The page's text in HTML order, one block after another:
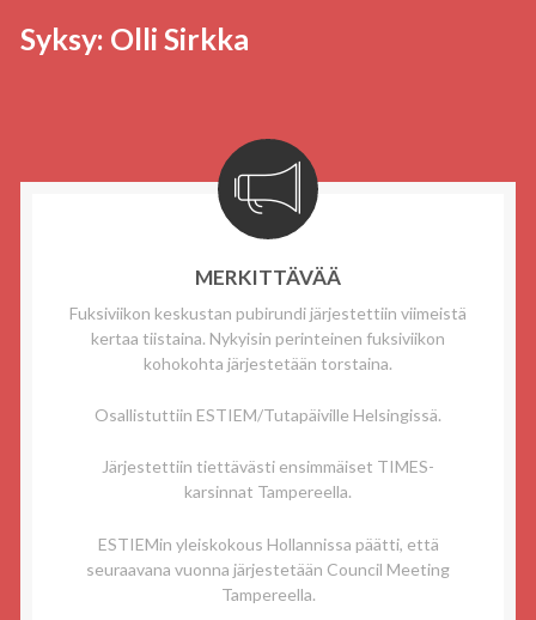
Syksy: Olli Sirkka
MERKITTÄVÄÄ
Fuksiviikon keskustan pubirundi järjestettiin viimeistä
kertaa tiistaina. Nykyisin perinteinen fuksiviikon
kohokohta järjestetään torstaina.
Osallistuttiin ESTIEM/Tutapäiville Helsingissä.
Järjestettiin tiettävästi ensimmäiset TIMES-
karsinnat Tampereella.
ESTIEMin yleiskokous Hollannissa päätti, että
seuraavana vuonna järjestetään Council Meeting
Tampereella.